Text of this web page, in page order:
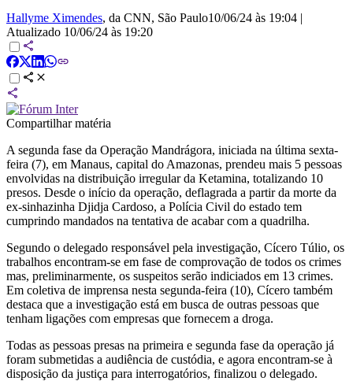
Hallyme Ximendes, da CNN, São Paulo10/06/24 às 19:04 |
Atualizado 10/06/24 às 19:20
Compartilhar matéria
A segunda fase da Operação Mandrágora, iniciada na última sexta-
feira (7), em Manaus, capital do Amazonas, prendeu mais 5 pessoas
envolvidas na distribuição irregular da Ketamina, totalizando 10
presos. Desde o início da operação, deflagrada a partir da morte da
ex-sinhazinha Djidja Cardoso, a Polícia Civil do estado tem
cumprindo mandados na tentativa de acabar com a quadrilha.
Segundo o delegado responsável pela investigação, Cícero Túlio, os
trabalhos encontram-se em fase de comprovação de todos os crimes
mas, preliminarmente, os suspeitos serão indiciados em 13 crimes.
Em coletiva de imprensa nesta segunda-feira (10), Cícero também
destaca que a investigação está em busca de outras pessoas que
tenham ligações com empresas que fornecem a droga.
Todas as pessoas presas na primeira e segunda fase da operação já
foram submetidas a audiência de custódia, e agora encontram-se à
disposição da justiça para interrogatórios, finalizou o delegado.